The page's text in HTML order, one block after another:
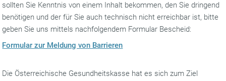
sollten Sie Kenntnis von einem Inhalt bekommen, den Sie dringend
benötigen und der für Sie auch technisch nicht erreichbar ist, bitte
geben Sie uns mittels nachfolgendem Formular Bescheid:
Formular zur Meldung von Barrieren
Die Österreichische Gesundheitskasse hat es sich zum Ziel